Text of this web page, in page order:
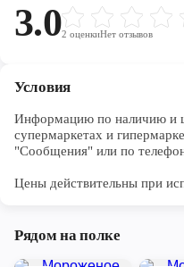
3.02 оценкиНет отзывов
Условия
Информацию по наличию и
супермаркетах и
"Сообщения" или по
Цены действительны при
Рядом на полке